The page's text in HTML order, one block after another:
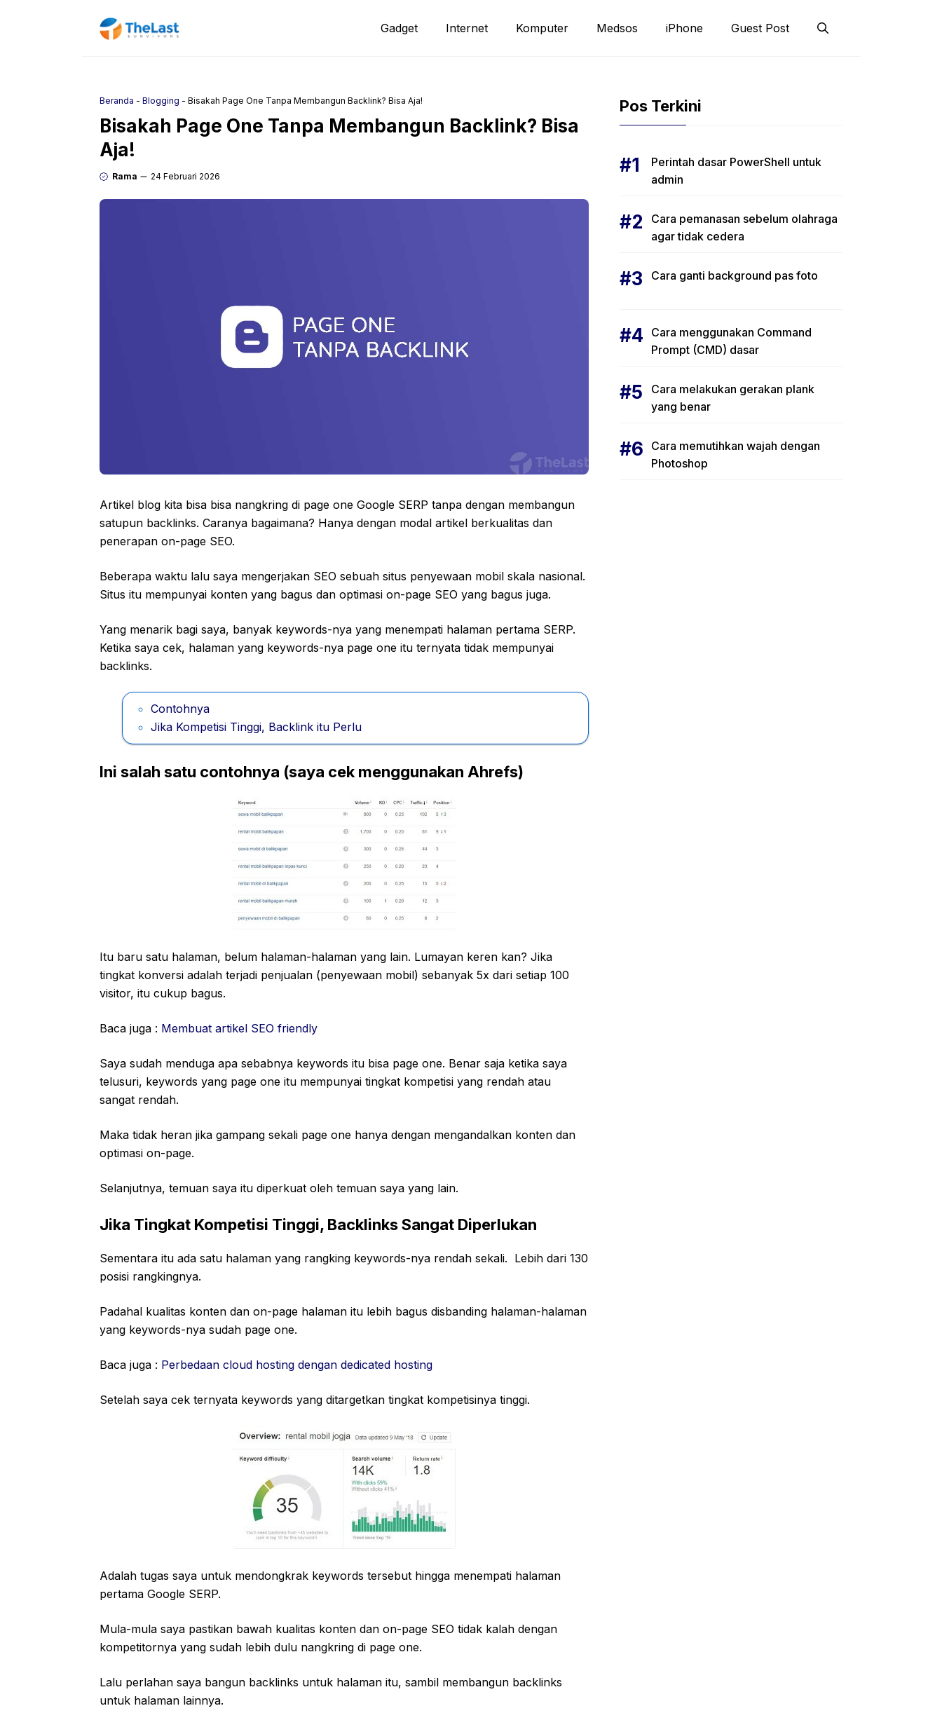
Gadget Internet Komputer Medsos iPhone Guest Post
Beranda - Blogging - Bisakah Page One Tanpa Membangun Backlink? Bisa Aja!
Bisakah Page One Tanpa Membangun Backlink? Bisa
Aja!
Rama 24 Februari 2026
Artikel blog kita bisa bisa nangkring di page one Google SERP tanpa dengan membangun
satupun backlinks. Caranya bagaimana? Hanya dengan modal artikel berkualitas dan
penerapan on-page SEO.
Beberapa waktu lalu saya mengerjakan SEO sebuah situs penyewaan mobil skala nasional.
Situs itu mempunyai konten yang bagus dan optimasi on-page SEO yang bagus juga.
Yang menarik bagi saya, banyak keywords-nya yang menempati halaman pertama SERP.
Ketika saya cek, halaman yang keywords-nya page one itu ternyata tidak mempunyai
backlinks.
Contohnya
Jika Kompetisi Tinggi, Backlink itu Perlu
Ini salah satu contohnya (saya cek menggunakan Ahrefs)
Itu baru satu halaman, belum halaman-halaman yang lain. Lumayan keren kan? Jika
tingkat konversi adalah terjadi penjualan (penyewaan mobil) sebanyak 5x dari setiap 100
visitor, itu cukup bagus.
Baca juga : Membuat artikel SEO friendly
Saya sudah menduga apa sebabnya keywords itu bisa page one. Benar saja ketika saya
telusuri, keywords yang page one itu mempunyai tingkat kompetisi yang rendah atau
sangat rendah.
Maka tidak heran jika gampang sekali page one hanya dengan mengandalkan konten dan
optimasi on-page.
Selanjutnya, temuan saya itu diperkuat oleh temuan saya yang lain.
Jika Tingkat Kompetisi Tinggi, Backlinks Sangat Diperlukan
Sementara itu ada satu halaman yang rangking keywords-nya rendah sekali. Lebih dari 130
posisi rangkingnya.
Padahal kualitas konten dan on-page halaman itu lebih bagus disbanding halaman-halaman
yang keywords-nya sudah page one.
Baca juga : Perbedaan cloud hosting dengan dedicated hosting
Setelah saya cek ternyata keywords yang ditargetkan tingkat kompetisinya tinggi.
Adalah tugas saya untuk mendongkrak keywords tersebut hingga menempati halaman
pertama Google SERP.
Mula-mula saya pastikan bawah kualitas konten dan on-page SEO tidak kalah dengan
kompetitornya yang sudah lebih dulu nangkring di page one.
Lalu perlahan saya bangun backlinks untuk halaman itu, sambil membangun backlinks
untuk halaman lainnya.
Pos Terkini
Perintah dasar PowerShell untuk
admin
Cara pemanasan sebelum olahraga
agar tidak cedera
Cara ganti background pas foto
Cara menggunakan Command
Prompt (CMD) dasar
Cara melakukan gerakan plank
yang benar
Cara memutihkan wajah dengan
Photoshop